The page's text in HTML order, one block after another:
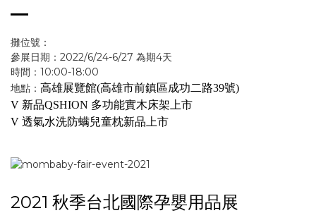
攤位號：
參展日期：2022/6/24-6/27 為期4天
時間：10:00-18:00
地點： 高雄展覽館(高雄市前鎮區成功二路39號)
V 新品QSHION 多功能實木床架上市
V 透氣水洗防螨兒童枕新品上市
2021 秋季台北國際孕嬰用品展